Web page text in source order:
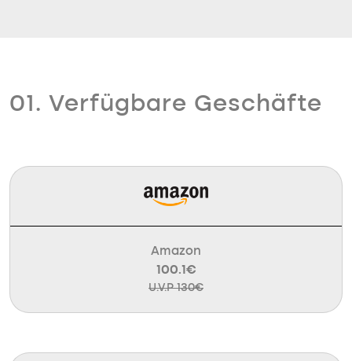
01. Verfügbare Geschäfte
Amazon
100.1€
U.V.P 130€